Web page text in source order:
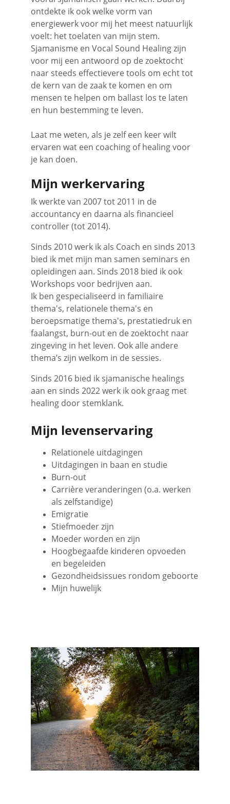
ontdekte ik ook welke vorm van
energiewerk voor mij het meest natuurlijk
voelt: het toelaten van mijn stem.
Sjamanisme en Vocal Sound Healing zijn
voor mij een antwoord op de zoektocht
naar steeds effectievere tools om echt tot
de kern van de zaak te komen en om
mensen te helpen om ballast los te laten
en hun bestemming te leven.
Laat me weten, als je zelf een keer wilt
ervaren wat een coaching of healing voor
je kan doen.
Mijn werkervaring
Mijn levenservaring
Ik werkte van 2007 tot 2011 in de
accountancy en daarna als financieel
controller (tot 2014).
Sinds 2010 werk ik als Coach en sinds 2013
bied ik met mijn man samen seminars en
opleidingen aan. Sinds 2018 bied ik ook
Workshops voor bedrijven aan.
Ik ben gespecialiseerd in familiaire
thema's, relationele thema's en
beroepsmatige thema's, prestatiedruk en
faalangst, burn-out en de zoektocht naar
zingeving in het leven. Ook alle andere
thema’s zijn welkom in de sessies.
Sinds 2016 bied ik sjamanische healings
aan en sinds 2022 werk ik ook graag met
healing door stemklank.
Relationele uitdagingen
Uitdagingen in baan en studie
Burn-out
Carrière veranderingen (o.a. werken
als zelfstandige)
Emigratie
Stiefmoeder zijn
Moeder worden en zijn
Hoogbegaafde kinderen opvoeden
en begeleiden
Gezondheidsissues rondom geboorte
Mijn huwelijk